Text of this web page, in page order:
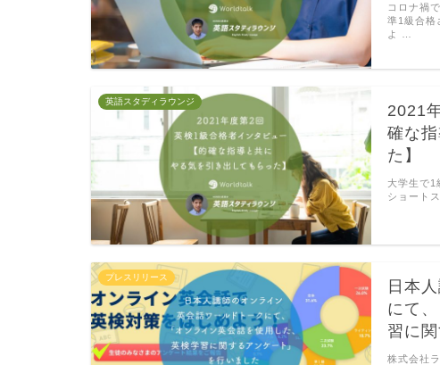
コロナ禍
準1級合格
よ …
英語スタディラウンジ
2021
確な
た】
大学生で1
ショート
プレスリリース
日本
にて
習に
株式会社